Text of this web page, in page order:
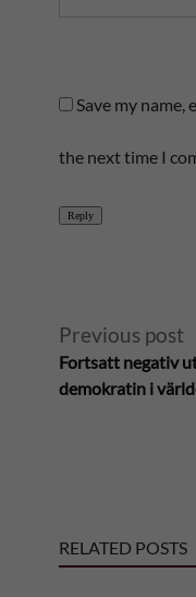
Save my
the next time I
Reply
Previous post
Fortsatt negativ
demokratin i
RELATED POSTS